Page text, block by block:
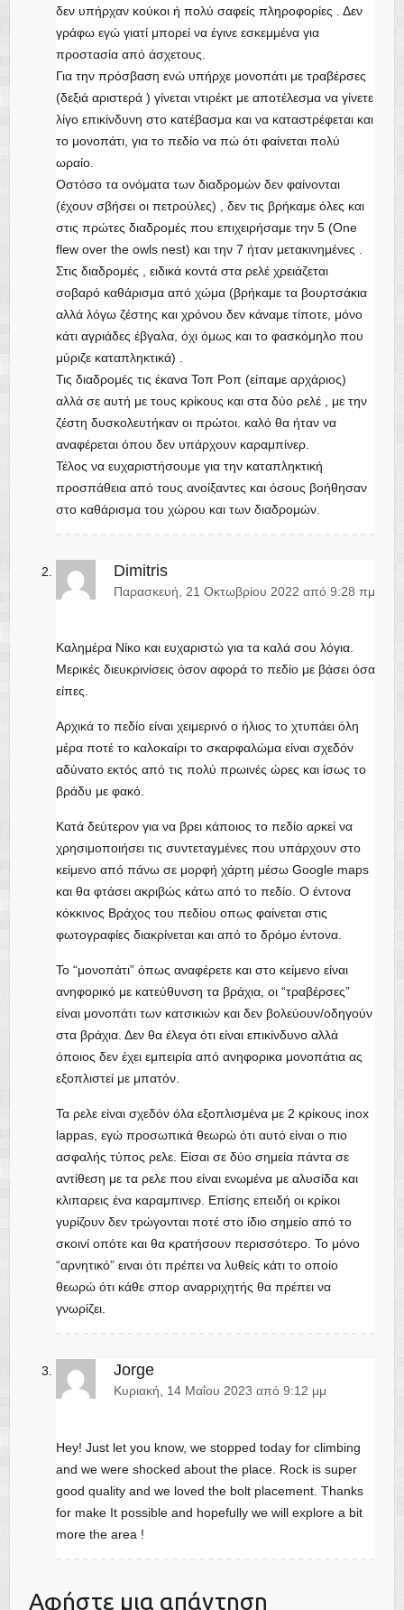
δεν υπήρχαν κούκοι ή πολύ σαφείς πληροφορίες . Δεν
γράφω εγώ γιατί μπορεί να έγινε εσκεμμένα για
προστασία από άσχετους.
Για την πρόσβαση ενώ υπήρχε μονοπάτι με τραβέρσες
(δεξιά αριστερά ) γίνεται ντιρέκτ με αποτέλεσμα να γίνετε
λίγο επικίνδυνη στο κατέβασμα και να καταστρέφεται και
το μονοπάτι, για το πεδίο να πώ ότι φαίνεται πολύ
ωραίο.
Οστόσο τα ονόματα των διαδρομών δεν φαίνονται
(έχουν σβήσει οι πετρούλες) , δεν τις βρήκαμε όλες και
στις πρώτες διαδρομές που επιχειρήσαμε την 5 (One
flew over the owls nest) και την 7 ήταν μετακινημένες .
Στις διαδρομές , ειδικά κοντά στα ρελέ χρειάζεται
σοβαρό καθάρισμα από χώμα (βρήκαμε τα βουρτσάκια
αλλά λόγω ζέστης και χρόνου δεν κάναμε τίποτε, μόνο
κάτι αγριάδες έβγαλα, όχι όμως και το φασκόμηλο που
μύριζε καταπληκτικά) .
Τις διαδρομές τις έκανα Τοπ Ροπ (είπαμε αρχάριος)
αλλά σε αυτή με τους κρίκους και στα δύο ρελέ , με την
ζέστη δυσκολευτήκαν οι πρώτοι. καλό θα ήταν να
αναφέρεται όπου δεν υπάρχουν καραμπίνερ.
Τέλος να ευχαριστήσουμε για την καταπληκτική
προσπάθεια από τους ανοίξαντες και όσους βοήθησαν
στο καθάρισμα του χώρου και των διαδρομών.
Dimitris
Παρασκευή, 21 Οκτωβρίου 2022 από 9:28 πμ
Καλημέρα Νίκο και ευχαριστώ για τα καλά σου λόγια.
Μερικές διευκρινίσεις όσον αφορά το πεδίο με βάσει όσα
είπες.
Αρχικά το πεδίο είναι χειμερινό ο ήλιος το χτυπάει όλη
μέρα ποτέ το καλοκαίρι το σκαρφαλώμα είναι σχεδόν
αδύνατο εκτός από τις πολύ πρωινές ώρες και ίσως το
βράδυ με φακό.
Κατά δεύτερον για να βρει κάποιος το πεδίο αρκεί να
χρησιμοποιήσει τις συντεταγμένες που υπάρχουν στο
κείμενο από πάνω σε μορφή χάρτη μέσω Google maps
και θα φτάσει ακριβώς κάτω από το πεδίο. Ο έντονα
κόκκινος Βράχος του πεδίου οπως φαίνεται στις
φωτογραφίες διακρίνεται και από το δρόμο έντονα.
Το “μονοπάτι” όπως αναφέρετε και στο κείμενο είναι
ανηφορικό με κατεύθυνση τα βράχια, οι “τραβέρσες”
είναι μονοπάτι των κατσικιών και δεν βολεύουν/οδηγούν
στα βράχια. Δεν θα έλεγα ότι είναι επικίνδυνο αλλά
όποιος δεν έχει εμπειρία από ανηφορικα μονοπάτια ας
εξοπλιστεί με μπατόν.
Τα ρελε είναι σχεδόν όλα εξοπλισμένα με 2 κρίκους inox
lappas, εγώ προσωπικά θεωρώ ότι αυτό είναι ο πιο
ασφαλής τύπος ρελε. Είσαι σε δύο σημεία πάντα σε
αντίθεση με τα ρελε που είναι ενωμένα με αλυσίδα και
κλιπαρεις ένα καραμπινερ. Επίσης επειδή οι κρίκοι
γυρίζουν δεν τρώγονται ποτέ στο ίδιο σημείο από το
σκοινί οπότε και θα κρατήσουν περισσότερο. Το μόνο
“αρνητικό” ειναι ότι πρέπει να λυθείς κάτι το οποίο
θεωρώ ότι κάθε σπορ αναρριχητής θα πρέπει να
γνωρίζει.
Jorge
Κυριακή, 14 Μαΐου 2023 από 9:12 μμ
Hey! Just let you know, we stopped today for climbing
and we were shocked about the place. Rock is super
good quality and we loved the bolt placement. Thanks
for make It possible and hopefully we will explore a bit
more the area !
Αφήστε μια απάντηση